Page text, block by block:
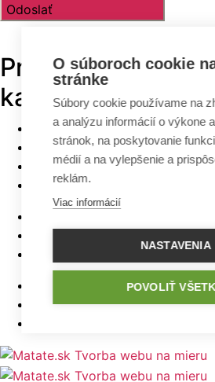
Prehľadávajte v
kategóriách -
Bungalovy
Poschodové domy
Malé domy
Domy na úzky pozemok
Bungalovy s rovnou strechou
Bungalovy s garážou
Bungalovy s terasou
O súboroch cookie
stránke
Súbory cookie používame na
a analýzu informácií o výkone
stránok, na poskytovanie
médií a na vylepšenie a
reklám.
Viac informácií
NASTAVENIA
POVOLIŤ